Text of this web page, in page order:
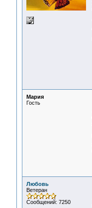
Мария
Гость
Любовь
Ветеран
Сообщений: 7250